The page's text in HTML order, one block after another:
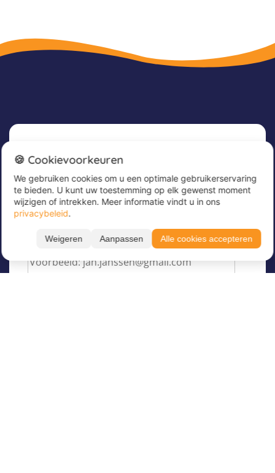
Nieuwsbrief
Meld u nu aan voor onze nieuwsbrief om
geweldige aanbiedingen te ontvangen en op de
hoogte te blijven!
Voer hier uw e-mailadres in*
🍪 Cookievoorkeuren
We gebruiken cookies om u een optimale gebruikerservaring
te bieden. U kunt uw toestemming op elk gewenst moment
wijzigen of intrekken. Meer informatie vindt u in ons
privacybeleid.
Weigeren Aanpassen Alle cookies accepteren